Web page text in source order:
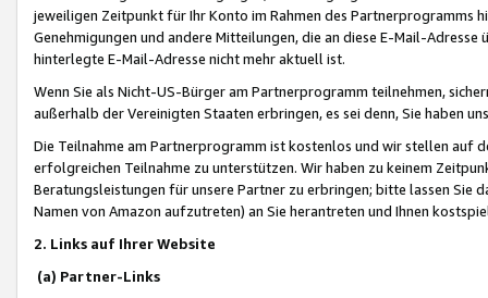
jeweiligen Zeitpunkt für Ihr Konto im Rahmen des Partnerprogramms
Genehmigungen und andere Mitteilungen, die an diese E-Mail-
hinterlegte E-Mail-Adresse nicht mehr aktuell ist.
Wenn Sie als Nicht-US-Bürger am Partnerprogramm teilnehmen,
außerhalb der Vereinigten Staaten erbringen, es sei denn, Sie haben
Die Teilnahme am Partnerprogramm ist kostenlos und wir stellen auf
erfolgreichen Teilnahme zu unterstützen. Wir haben zu keinem
Beratungsleistungen für unsere Partner zu erbringen; bitte lassen Sie
Namen von Amazon aufzutreten) an Sie herantreten und Ihnen
2. Links auf Ihrer Website
(a) Partner-Links